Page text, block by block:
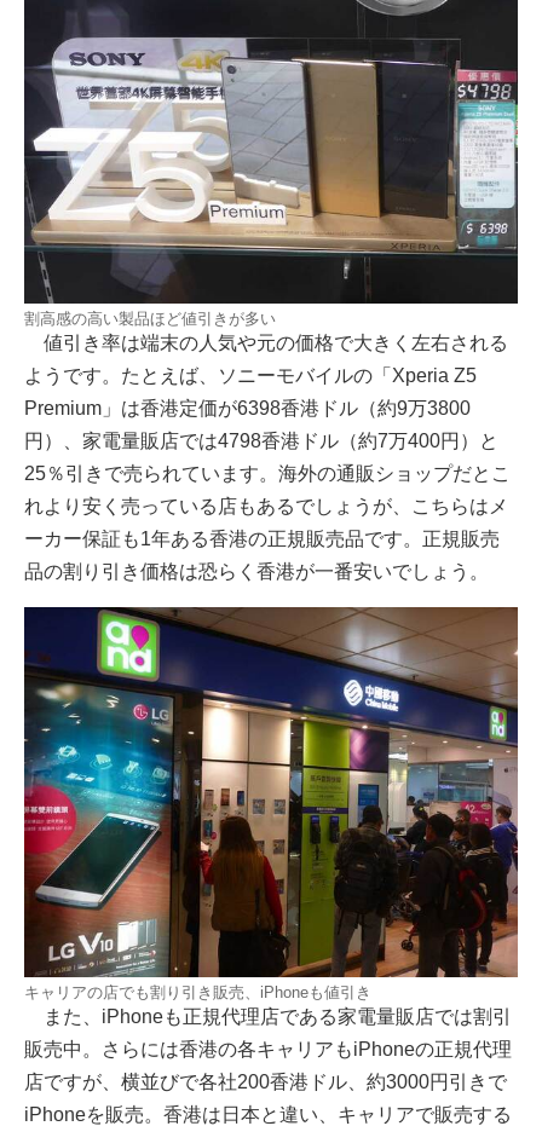
割高感の高い製品ほど値引きが多い
値引き率は端末の人気や元の価格で大きく左右される
ようです。たとえば、ソニーモバイルの「Xperia Z5
Premium」は香港定価が6398香港ドル（約9万3800
円）、家電量販店では4798香港ドル（約7万400円）と
25％引きで売られています。海外の通販ショップだとこ
れより安く売っている店もあるでしょうが、こちらはメ
ーカー保証も1年ある香港の正規販売品です。正規販売
品の割り引き価格は恐らく香港が一番安いでしょう。
キャリアの店でも割り引き販売、iPhoneも値引き
また、iPhoneも正規代理店である家電量販店では割引
販売中。さらには香港の各キャリアもiPhoneの正規代理
店ですが、横並びで各社200香港ドル、約3000円引きで
iPhoneを販売。香港は日本と違い、キャリアで販売する